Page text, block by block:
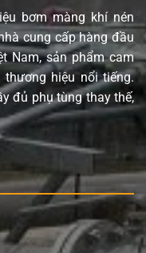
bơm màng khí nén
cung cấp hàng đầu
Nam, sản phẩm cam
hiệu nổi tiếng.
đủ phụ tùng thay thế,